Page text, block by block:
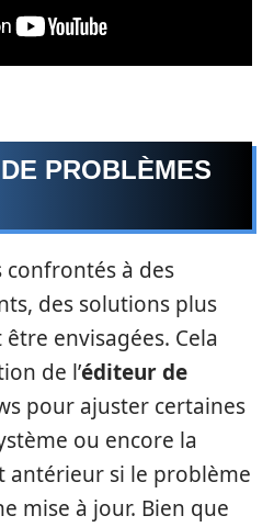
PROBLÈMES
à des
des solutions plus
envisagées. Cela
de l’éditeur de
pour ajuster certaines
ou encore la
antérieur si le problème
mise à jour. Bien que